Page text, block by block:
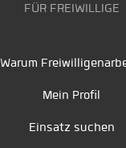
FÜR FREIWILLIGE
Warum
Mein Profil
Einsatz suchen